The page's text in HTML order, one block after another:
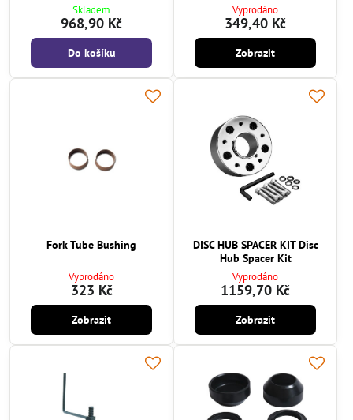
Skladem
968,90 Kč
Do košíku
Vyprodáno
349,40 Kč
Zobrazit
Fork Tube Bushing
Vyprodáno
323 Kč
Zobrazit
DISC HUB SPACER KIT Disc
Hub Spacer Kit
Vyprodáno
1159,70 Kč
Zobrazit